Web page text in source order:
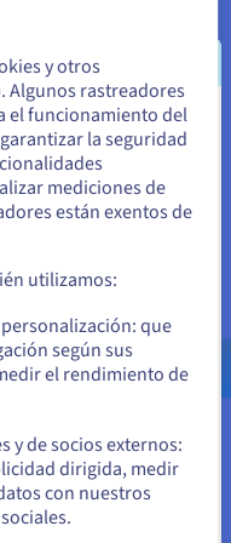
en Estados
Unidos, deberá buscar
y otros
Algunos rastreadores
el funcionamiento del
la seguridad
mediciones de
están exentos de
utilizamos:
que
según sus
el rendimiento de
y de socios externos:
dirigida, medir
con nuestros